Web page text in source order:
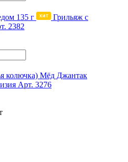
Грильяж с
2382
Мёд Джантак
Арт. 3276